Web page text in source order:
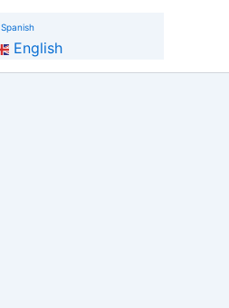
English
Spanish